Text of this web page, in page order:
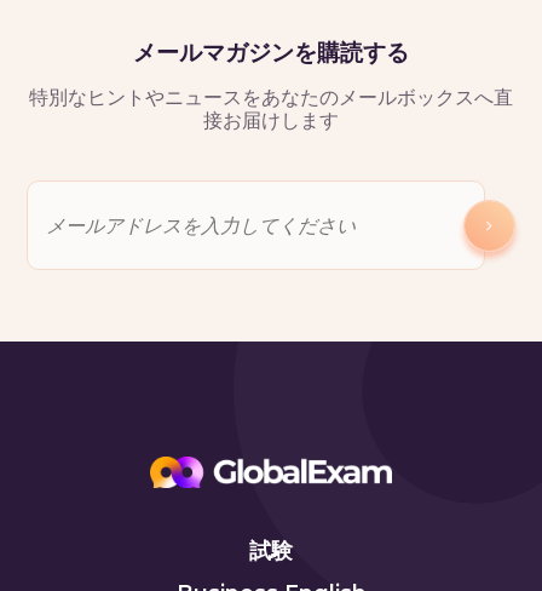
メールマガジンを購読する
特別なヒントやニュースをあなたのメールボックスへ直
接お届けします
試験